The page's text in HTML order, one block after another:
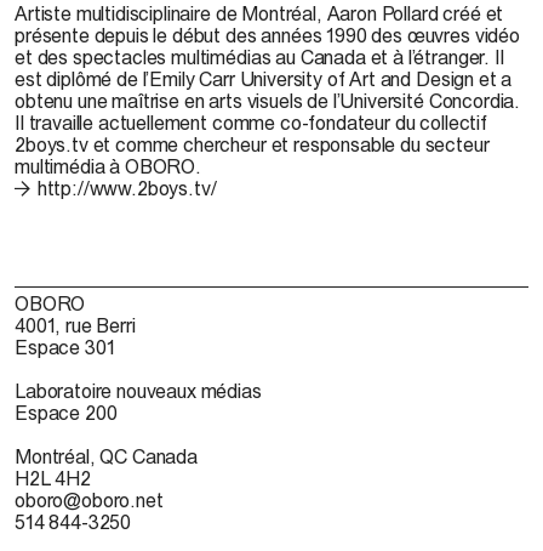
Artiste multidisciplinaire de Montréal, Aaron Pollardcréé et
présente depuis le début des années 1990 des œuvres vidéo
et des spectacles multimédias au Canada et à l’étranger. Il
est diplômé de l’Emily Carr University of Art and Design et a
obtenu une maîtrise en arts visuels de l’Université Concordia.
Il travaille actuellement comme co-fondateur du collectif
2boys.tv et comme chercheur et responsable du secteur
multimédia à OBORO.
http://www.2boys.tv/
OBORO
4001, rue Berri
Espace 301
Laboratoire nouveaux médias
Espace 200
Montréal, QC Canada
H2L 4H2
oboro@oboro.net
514 844-3250